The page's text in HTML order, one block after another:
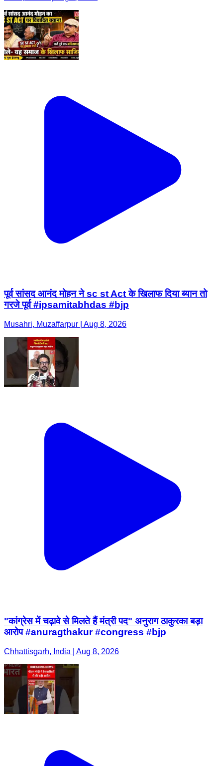
पूर्व सांसद आनंद मोहन ने sc st Act के खिलाफ दिया ब्यान तो
गरजे पूर्व #ipsamitabhdas #bjp
Musahri, Muzaffarpur | Aug 8, 2026
"कांग्रेस में चढ़ावे से मिलते हैं मंत्री पद" अनुराग ठाकुरका बड़ा
आरोप #anuragthakur #congress #bjp
Chhattisgarh, India | Aug 8, 2026